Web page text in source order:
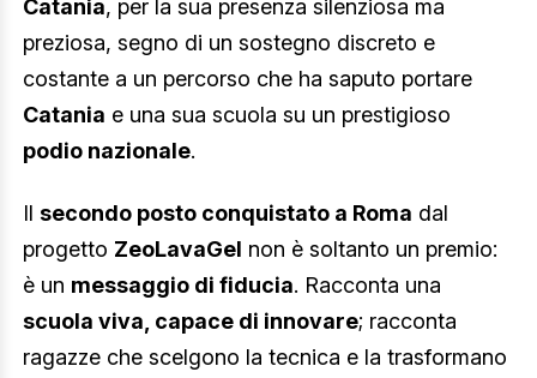
Catania, per la sua presenza silenziosa ma
preziosa, segno di un sostegno discreto e
costante a un percorso che ha saputo portare
Catania e una sua scuola su un prestigioso
podio nazionale.
Il secondo posto conquistato a Roma dal
progetto ZeoLavaGel non è soltanto un premio:
è un messaggio di fiducia. Racconta una
scuola viva, capace di innovare; racconta
ragazze che scelgono la tecnica e la trasformano